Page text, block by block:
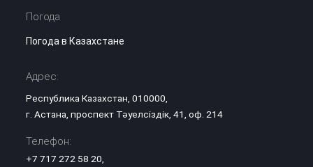
Погода
Погода в Казахстане
Адрес:
Республика Казахстан, 010000,
г. Астана, проспект Тәуелсіздік, 41, оф. 214
Телефон:
+7 717 272 58 20,